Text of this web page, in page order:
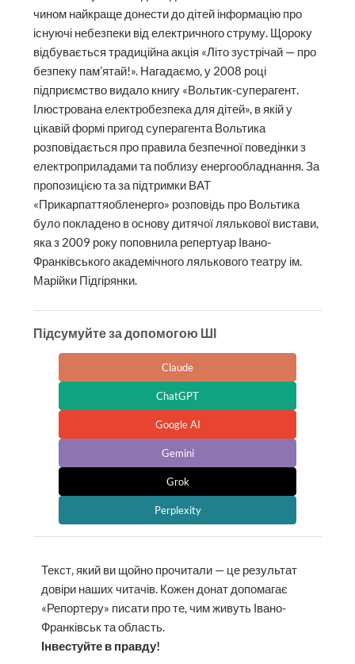
чином найкраще донести до дітей інформацію про
існуючі небезпеки від електричного струму. Щороку
відбувається традиційна акція «Літо зустрічай — про
безпеку пам’ятай!». Нагадаємо, у 2008 році
підприємство видало книгу «Вольтик-суперагент.
Ілюстрована електробезпека для дітей», в якій у
цікавій формі пригод суперагента Вольтика
розповідається про правила безпечної поведінки з
електроприладами та поблизу енергообладнання. За
пропозицією та за підтримки ВАТ
«Прикарпаттяобленерго» розповідь про Вольтика
було покладено в основу дитячої лялькової вистави,
яка з 2009 року поповнила репертуар Івано-
Франківського академічного лялькового театру ім.
Марійки Підгірянки.
Підсумуйте за допомогою ШІ
Claude
ChatGPT
Google AI
Gemini
Grok
Perplexity
Текст, який ви щойно прочитали — це результат
довіри наших читачів. Кожен донат допомагає
«Репортеру» писати про те, чим живуть Івано-
Франківськ та область.
Інвестуйте в правду!